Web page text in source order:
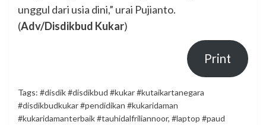
unggul dari usia dini,” urai Pujianto.
(Adv/Disdikbud Kukar)
Print
Tags: #disdik #disdikbud #kukar #kutaikartanegara
#disdikbudkukar #pendidikan #kukaridaman
#kukaridamanterbaik #tauhidalfriliannoor, #laptop #paud